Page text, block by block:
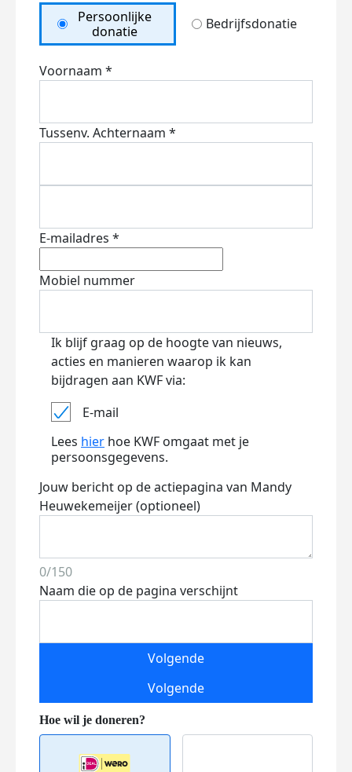
Persoonlijke
donatie
Bedrijfsdonatie
Voornaam *
Tussenv. Achternaam *
E-mailadres *
Mobiel nummer
Ik blijf graag op de hoogte van nieuws,
acties en manieren waarop ik kan
bijdragen aan KWF via:
E-mail
Lees hier hoe KWF omgaat met je
persoonsgegevens.
Jouw bericht op de actiepagina van Mandy
Heuwekemeijer (optioneel)
0/150
Naam die op de pagina verschijnt
Volgende
Volgende